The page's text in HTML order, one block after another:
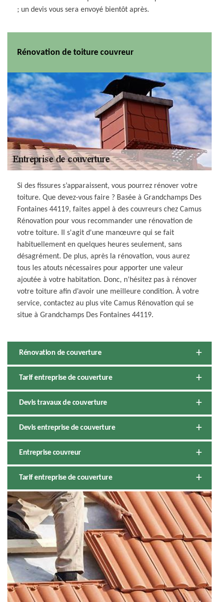
; un devis vous sera envoyé bientôt après.
Rénovation de toiture couvreur
Si des fissures s’apparaissent, vous pourrez rénover votre
toiture. Que devez-vous faire ? Basée à Grandchamps Des
Fontaines 44119, faites appel à des couvreurs chez Camus
Rénovation pour vous recommander une rénovation de
votre toiture. Il s'agit d'une manœuvre qui se fait
habituellement en quelques heures seulement, sans
désagrément. De plus, après la rénovation, vous aurez
tous les atouts nécessaires pour apporter une valeur
ajoutée à votre habitation. Donc, n’hésitez pas à rénover
votre toiture afin d’avoir une meilleure condition. À votre
service, contactez au plus vite Camus Rénovation qui se
situe à Grandchamps Des Fontaines 44119.
Rénovation de couverture
Tarif entreprise de couverture
Devis travaux de couverture
Devis entreprise de couverture
Entreprise couvreur
Tarif entreprise de couverture